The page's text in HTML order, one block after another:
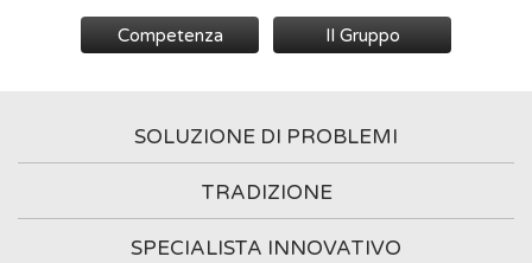
Competenza Il Gruppo
SOLUZIONE DI PROBLEMI
TRADIZIONE
SPECIALISTA INNOVATIVO